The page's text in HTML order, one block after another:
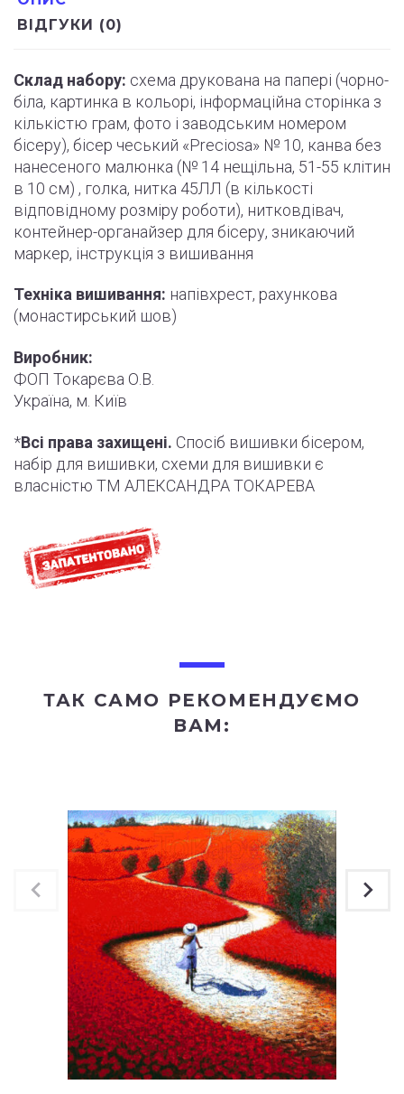
ВІДГУКИ (0)
Склад набору: схема друкована на папері (чорно-
біла, картинка в кольорі, інформаційна сторінка з
кількістю грам, фото і заводським номером
бісеру), бісер чеський «Preciosa» № 10, канва без
нанесеного малюнка (№ 14 нещільна, 51-55 клітин
в 10 см) , голка, нитка 45ЛЛ (в кількості
відповідному розміру роботи), нитковдівач,
контейнер-органайзер для бісеру, зникаючий
маркер, інструкція з вишивання
Техніка вишивання: напівхрест, рахункова
(монастирський шов)
Виробник:
ФОП Токарєва О.В.
Україна, м. Київ
*Всі права захищені. Спосіб вишивки бісером,
набір для вишивки, схеми для вишивки є
власністю ТМ АЛЕКСАНДРА ТОКАРЕВА
ТАК САМО РЕКОМЕНДУЄМО
ВАМ: